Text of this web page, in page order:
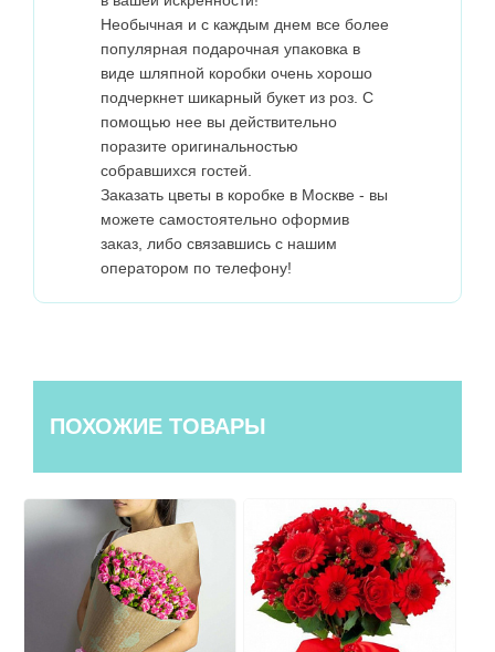
Необычная и с каждым днем все более
популярная подарочная упаковка в
виде шляпной коробки очень хорошо
подчеркнет шикарный букет из роз. С
помощью нее вы действительно
поразите оригинальностью
собравшихся гостей.
Заказать цветы в коробке в Москве - вы
можете самостоятельно оформив
заказ, либо связавшись с нашим
оператором по телефону!
ПОХОЖИЕ ТОВАРЫ